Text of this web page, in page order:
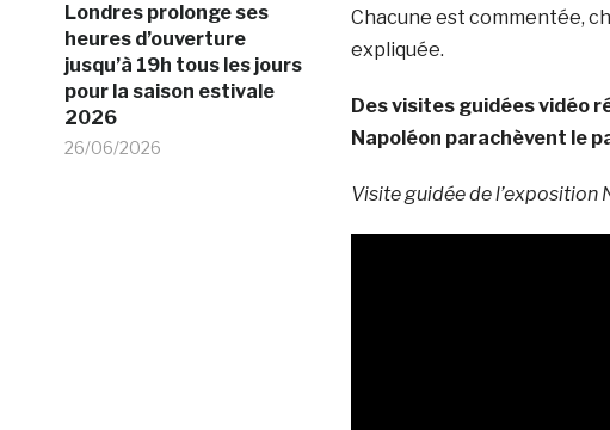
Londres prolonge ses
heures d’ouverture
jusqu’à 19h tous les jours
pour la saison estivale
2026
26/06/2026
Chacune est commentée,
expliquée.
Des visites guidées vidéo
Napoléon parachèvent le
Visite guidée de l’exposition